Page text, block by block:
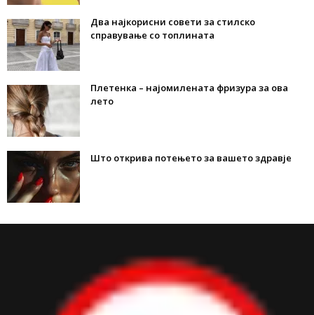
Два најкорисни совети за стилско
справување со топлината
Плетенка – најомилената фризура за ова
лето
Што открива потењето за вашето здравје